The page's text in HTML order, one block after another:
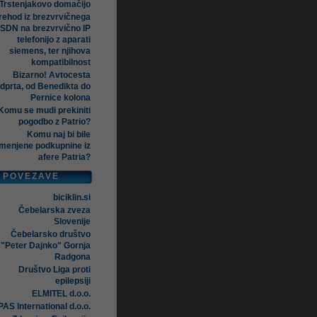
Trstenjakovo domačijo
iz brezvrvičnega
ISDN na brezvrvično IP
telefonijo z aparati
siemens, ter njihova
kompatibilnost
Bizarno! Avtocesta
od Benedikta do
Pernice kolona
Komu se mudi prekiniti
pogodbo z Patrio?
Komu naj bi bile
podkupnine iz
afere Patria?
POVEZAVE
biciklin.si
Čebelarska zveza
Slovenije
Čebelarsko društvo
"Peter Dajnko" Gornja
Radgona
Društvo Liga proti
epilepsiji
ELMITEL d.o.o.
International d.o.o.